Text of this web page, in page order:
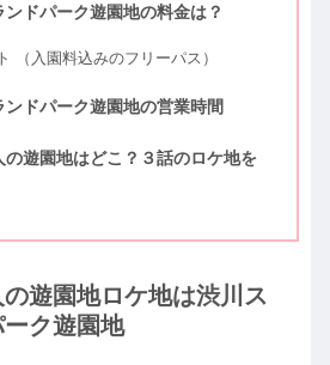
ドパーク遊園地の料金は？
（入園料込みのフリーパス）
ンドパーク遊園地の営業時間
の遊園地はどこ？３話のロケ地を
遊園地ロケ地は渋川ス
ク遊園地